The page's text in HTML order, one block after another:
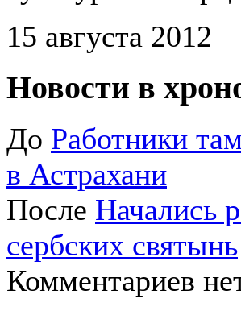
15 августа 2012
Новости в
До Работники
в Астрахани
После Начались
сербских святынь
Комментариев